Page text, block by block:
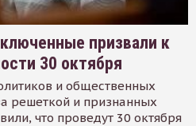
призвали к
30 октября
и общественных
решеткой и признанных
что проведут 30 октября